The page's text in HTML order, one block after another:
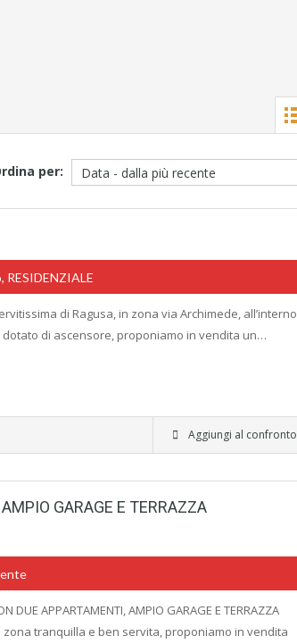
per:
RESIDENZIALE
di Ragusa, in zona via Archimede, all’interno
di ascensore, proponiamo in vendita un…
Aggiungi al confronto
GARAGE E TERRAZZA
DUE APPARTAMENTI, AMPIO GARAGE E TERRAZZA
zona tranquilla e ben servita, proponiamo in vendita